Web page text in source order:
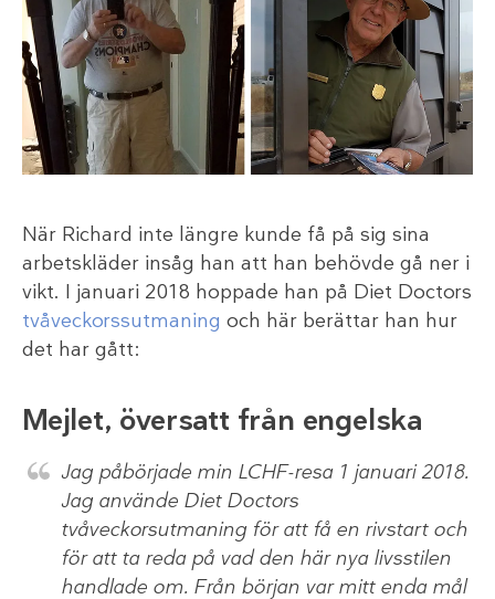
När Richard inte längre kunde få på sig sina
arbetskläder insåg han att han behövde gå ner i
vikt. I januari 2018 hoppade han på Diet Doctors
tvåveckorssutmaning och här berättar han hur
det har gått:
Mejlet, översatt från engelska
Jag påbörjade min LCHF-resa 1 januari 2018.
Jag använde Diet Doctors
tvåveckorsutmaning för att få en rivstart och
för att ta reda på vad den här nya livsstilen
handlade om. Från början var mitt enda mål